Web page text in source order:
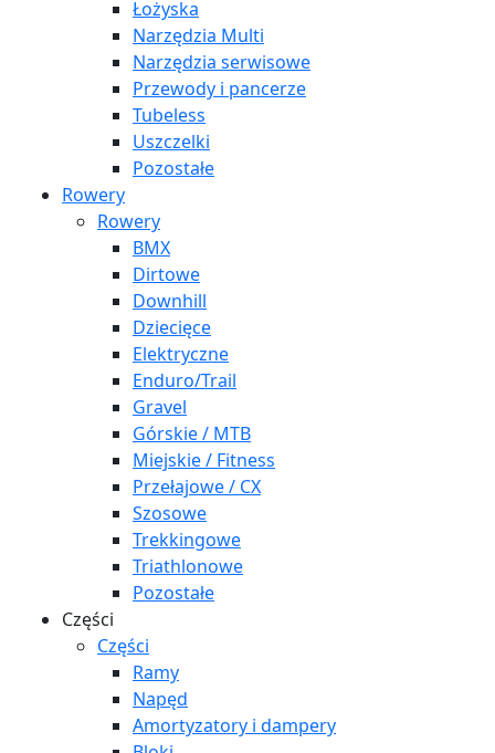
Łożyska
Narzędzia Multi
Narzędzia serwisowe
Przewody i pancerze
Tubeless
Uszczelki
Pozostałe
Rowery
Rowery
BMX
Dirtowe
Downhill
Dziecięce
Elektryczne
Enduro/Trail
Gravel
Górskie / MTB
Miejskie / Fitness
Przełajowe / CX
Szosowe
Trekkingowe
Triathlonowe
Pozostałe
Części
Części
Ramy
Napęd
Amortyzatory i dampery